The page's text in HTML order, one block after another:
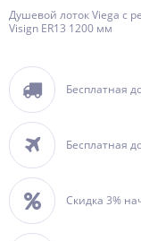
Душевой лоток Viega с
Visign ER13 1200 мм
Бесплатная
Бесплатная
Скидка 3%